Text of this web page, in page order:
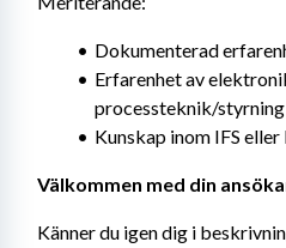
Dokumenterad
Erfarenhet av
processteknik/styrning
Kunskap inom IFS
Välkommen med din
Känner du igen dig i